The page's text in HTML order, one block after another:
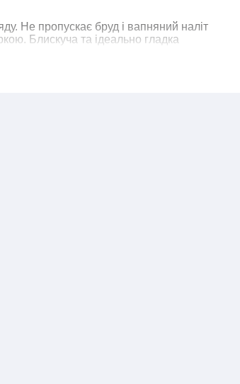
Не пропускає бруд і вапняний наліт
Блискуча та ідеально гладка